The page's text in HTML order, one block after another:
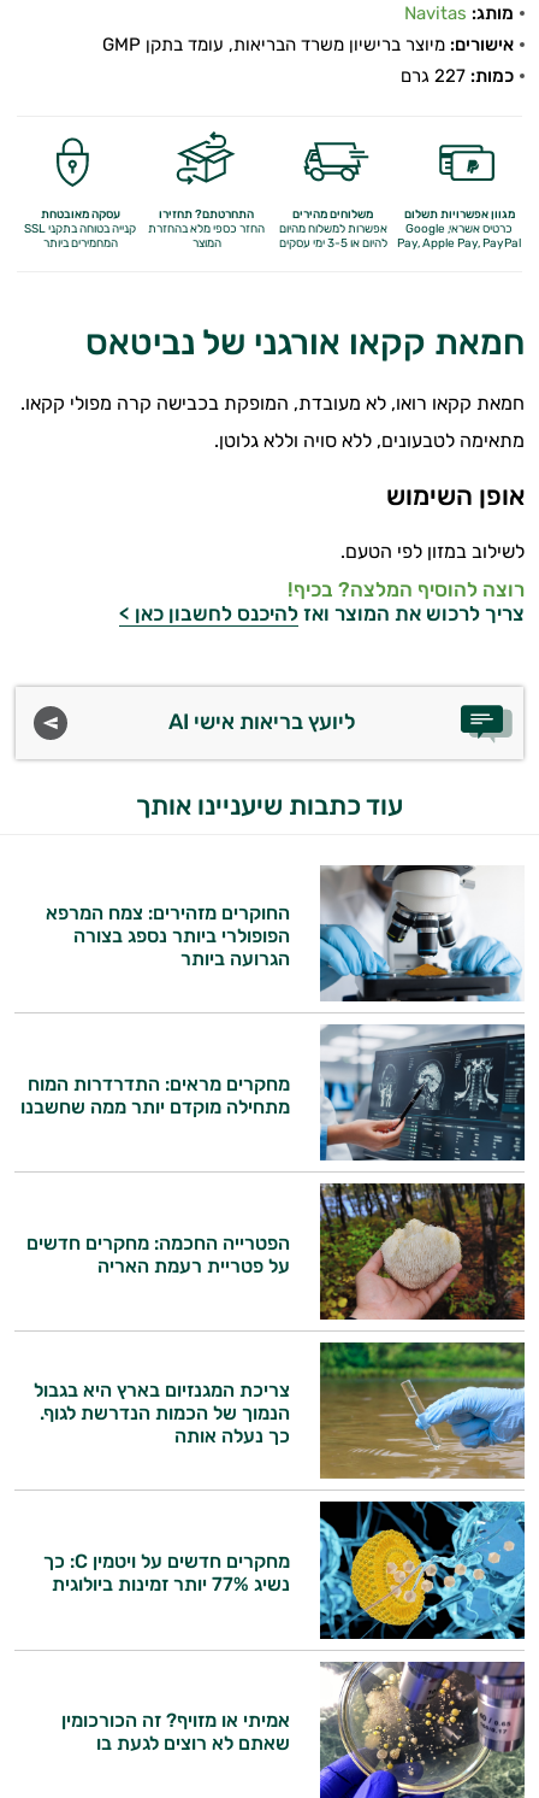
מותג: Navitas
אישורים: מיוצר ברישיון משרד הבריאות, עומד בתקן GMP
כמות:
מגוון אפשרויות תשלום
כרטיס אשראי, Google
Pay,Apple Pay, PayPal
משלוחים מהירים
אפשרות למשלוח מהיום
להיום או 3-5 ימי עסקים
התחרטתם? תחזירו
החזר כספי מלאבהחזרת
המוצר
עסקה מאובטחת
קנייה בטוחה בתקני SSL
המחמירים ביותר
חמאת קקאו אורגני של נביטאס
חמאת קקאו רואו, לא מעובדת, המופקת בכבישה קרה מפולי קקאו.
מתאימה לטבעונים, ללא סויה וללא גלוטן.
אופן השימוש
לשילוב במזון לפי הטעם.
רוצה להוסיף המלצה? בכיף!
צריך לרכוש את המוצר ואז להיכנס לחשבון כאן >
ליועץ בריאות אישי AI
עוד כתבות שיעניינו אותך
החוקרים מזהירים: צמח המרפא
הפופולרי ביותר נספג בצורה
הגרועה ביותר
מחקרים מראים: התדרדרות המוח
מתחילה מוקדם יותר ממה שחשבנו
הפטרייה החכמה: מחקרים חדשים
על פטריית רעמת האריה
צריכת המגנזיום בארץ היא בגבול
הנמוך של הכמות הנדרשת לגוף.
כך נעלה אותה
מחקרים חדשים על ויטמין C: כך
נשיג 77% יותר זמינות ביולוגית
אמיתי או מזויף? זה הכורכומין
שאתם לא רוצים לגעת בו
היי,
אני יועץ הבריאות האישי AI של טבע בריא.
התשובות שלי מבוססות על מאגרי מידע קליניים
וספרות מקצועית בתחומי הרפואה הטבעית
ותזונת הספורט.